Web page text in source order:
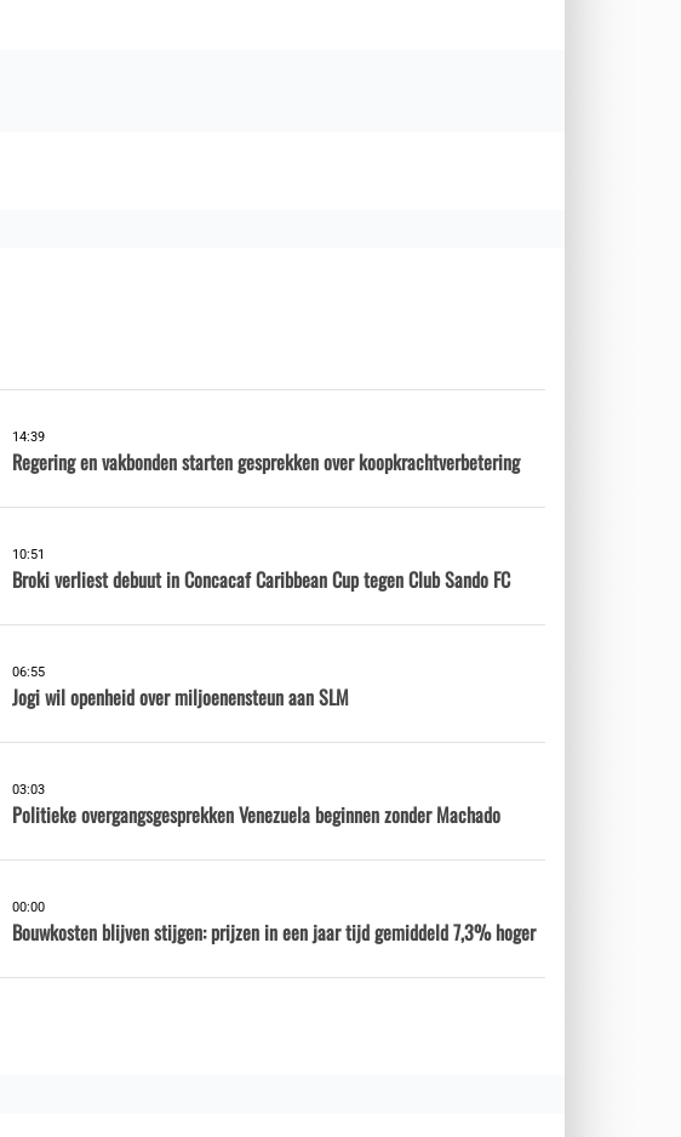
14:39
Regering en vakbonden starten gesprekken over koopkrachtverbetering
10:51
Broki verliest debuut in Concacaf Caribbean Cup tegen Club Sando FC
06:55
Jogi wil openheid over miljoenensteun aan SLM
03:03
Politieke overgangsgesprekken Venezuela beginnen zonder Machado
00:00
Bouwkosten blijven stijgen: prijzen in een jaar tijd gemiddeld 7,3% hoger